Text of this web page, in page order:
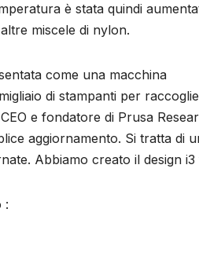
è stata quindi
miscele di nylon.
come una macchina
di stampanti per
e fondatore di Prusa
aggiornamento. Si tratta di
Abbiamo creato il design i3
: